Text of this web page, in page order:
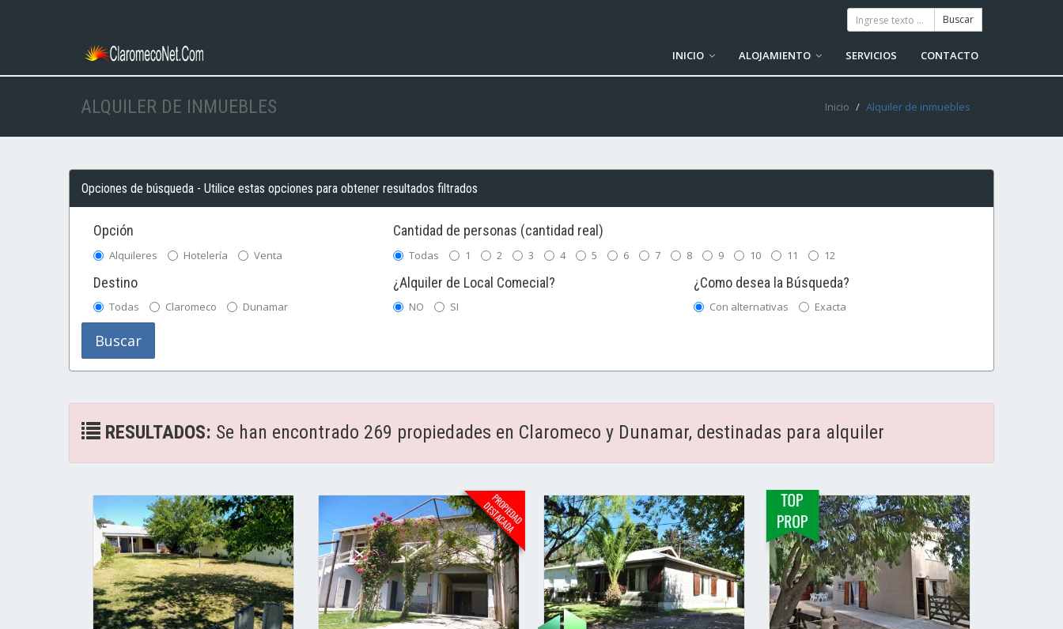
INICIO ALOJAMIENTO SERVICIOS CONTACTO
ALQUILER DE INMUEBLES Inicio Alquiler de inmuebles
Opciones de búsqueda - Utilice estas opciones para obtener resultados filtrados
Opción
Alquileres Hotelería Venta
Cantidad de personas (cantidad real)
Todas 1 2 3 4 5 6 7 8 9 10 11 12
Destino
Todas Claromeco Dunamar
¿Alquiler de Local Comecial?
NO SI
¿Como desea la Búsqueda?
Con alternativas Exacta
Buscar
RESULTADOS: Se han encontrado 269 propiedades en Claromeco y Dunamar, destinadas para alquiler